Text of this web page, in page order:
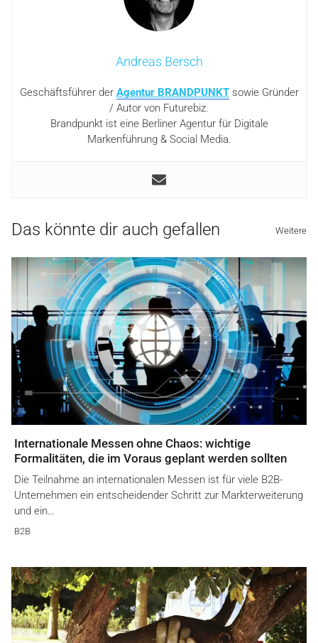
Andreas Bersch
Geschäftsführer der Agentur BRANDPUNKTsowie Gründer
/ Autor von Futurebiz.
Brandpunkt ist eine Berliner Agentur für Digitale
Markenführung & Social Media.
Das könnte dir auch gefallen Weitere
Internationale Messen ohne Chaos: wichtige
Formalitäten, die im Voraus geplant werden sollten
Die Teilnahme an internationalen Messen ist für viele B2B-
Unternehmen ein entscheidender Schritt zur Markterweiterung
und ein…
B2B